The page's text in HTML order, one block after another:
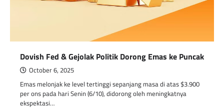
Dovish Fed & Gejolak Politik Dorong Emas ke Puncak
October 6, 2025
Emas melonjak ke level tertinggi sepanjang masa di atas $3.900
per ons pada hari Senin (6/10), didorong oleh meningkatnya
ekspektasi…